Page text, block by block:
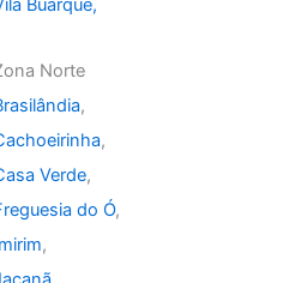
Buarque,
Norte
,
,
Verde,
do Ó,
,